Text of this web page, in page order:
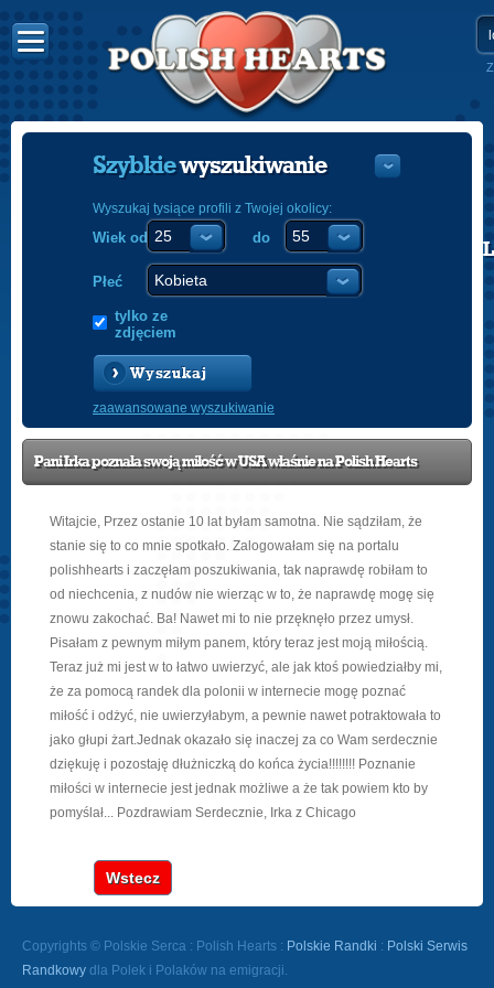
POLISH
Szybkiewyszukiwanie
Wyszukaj tysiące profili z Twojej okolicy:
Wiek od do
Płeć
tylko ze
zdjęciem
Wyszukaj
zaawansowane wyszukiwanie
Pani Irka poznała swoją miłość w USA właśnie na Polish Hearts
Witajcie, Przez ostanie 10 lat byłam samotna. Nie sądziłam, że
stanie się to co mnie spotkało. Zalogowałam się na portalu
polishhearts i zaczęłam poszukiwania, tak naprawdę robiłam to
od niechcenia, z nudów nie wierząc w to, że naprawdę mogę się
znowu zakochać. Ba! Nawet mi to nie przęknęło przez umysł.
Pisałam z pewnym miłym panem, który teraz jest moją miłością.
Teraz już mi jest w to łatwo uwierzyć, ale jak ktoś powiedziałby mi,
że za pomocą randek dla polonii w internecie mogę poznać
miłość i odżyć, nie uwierzyłabym, a pewnie nawet potraktowała to
jako głupi żart.Jednak okazało się inaczej za co Wam serdecznie
dziękuję i pozostaję dłużniczką do końca życia!!!!!!!! Poznanie
miłości w internecie jest jednak możliwe a że tak powiem kto by
pomyślał... Pozdrawiam Serdecznie, Irka z Chicago
Wstecz
Copyrights © Polskie Serca : Polish Hearts : Polskie Randki : Polski Serwis
Randkowy dla Polek i Polaków na emigracji.